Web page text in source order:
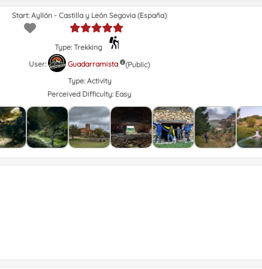
Start: Ayllón - Castilla y León Segovia (España)
Type: Trekking
User:
Guadarramista
(Public)
Type: Activity
Perceived Difficulty: Easy